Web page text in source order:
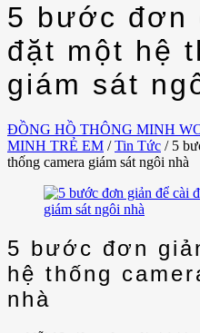
5 bước đơn
đặt một hệ
giám sát
ĐỒNG HỒ THÔNG MINH
MINH TRẺ EM / Tin Tức / 5
thống camera giám sát ngôi nhà
5 bước đơn
hệ thống
nhà